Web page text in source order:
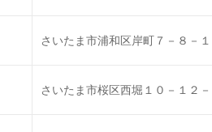
さいたま市浦和区岸町７－８－
さいたま市桜区西堀１０－１２